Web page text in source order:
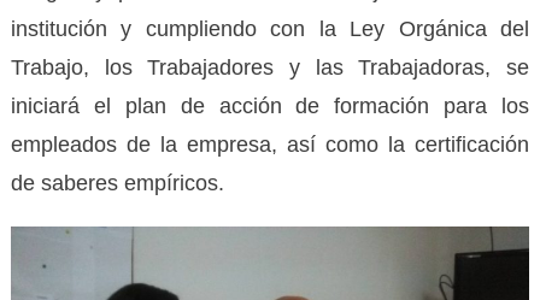
institución y cumpliendo con la Ley Orgánica del
Trabajo, los Trabajadores y las Trabajadoras, se
iniciará el plan de acción de formación para los
empleados de la empresa, así como la certificación
de saberes empíricos.